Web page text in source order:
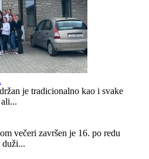
je tradicionalno kao i svake
večeri završen je 16. po redu
duži...